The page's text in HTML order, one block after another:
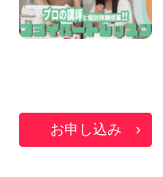
お申し込み